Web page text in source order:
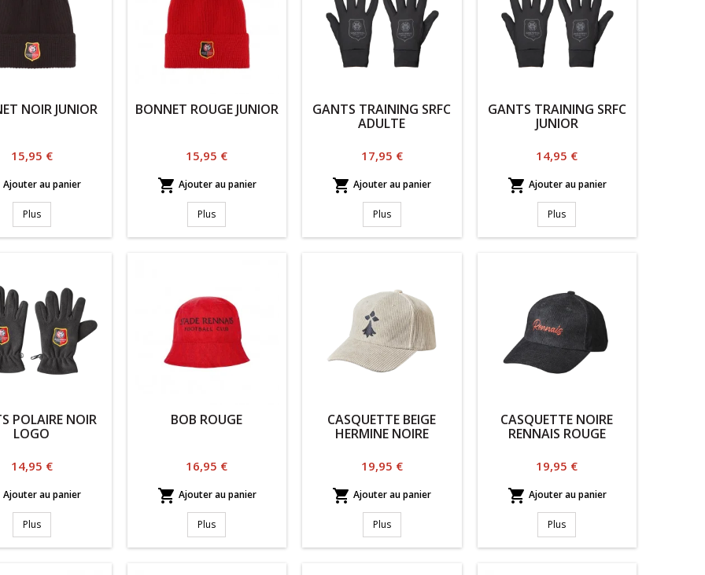
NOIR JUNIOR
Prix
15,95 €
Ajouter au panier
Plus
BONNET ROUGE JUNIOR
Prix
15,95 €
 Ajouter au panier
Plus
GANTS TRAINING SRFC
ADULTE
Prix
17,95 €
 Ajouter au panier
Plus
GANTS TRAINING SRFC
JUNIOR
Prix
14,95 €
 Ajouter au panier
Plus
POLAIRE NOIR
LOGO
Prix
14,95 €
Ajouter au panier
Plus
BOB ROUGE
Prix
16,95 €
 Ajouter au panier
Plus
CASQUETTE BEIGE
HERMINE NOIRE
Prix
19,95 €
 Ajouter au panier
Plus
CASQUETTE NOIRE
RENNAIS ROUGE
Prix
19,95 €
 Ajouter au panier
Plus